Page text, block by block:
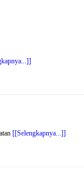
[[Selengkapnya...]]